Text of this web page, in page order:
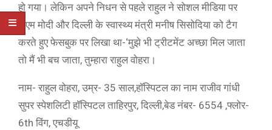
हो गया। लेकिन अपने निधन से पहले राहुल ने सोशल मीडिया पर
पीएम मोदी और दिल्ली के स्वास्थ्य मंत्री मनीष सिसोदिया को टैग
करते हुए फेसबुक पर लिखा था-‘मुझे भी ट्रीटमेंट अच्छा मिल जाता
तो मैं भी बच जाता, तुम्हारा राहुल वोहरा।
नाम- राहुल वोहरा, उम्र- 35 साल,हॉस्पिटल का नाम राजीव गांधी
सुपर स्पेशलिटी हॉस्पिटल ताहिरपुर, दिल्ली,बेड नंबर- 6554 ,फ्लोर-
6th विंग, एचडीयू